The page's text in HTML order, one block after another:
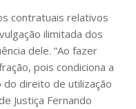
contratuais relativos
ilimitada dos
dele. “Ao fazer
pois condiciona a
direito de utilização
Justiça Fernando